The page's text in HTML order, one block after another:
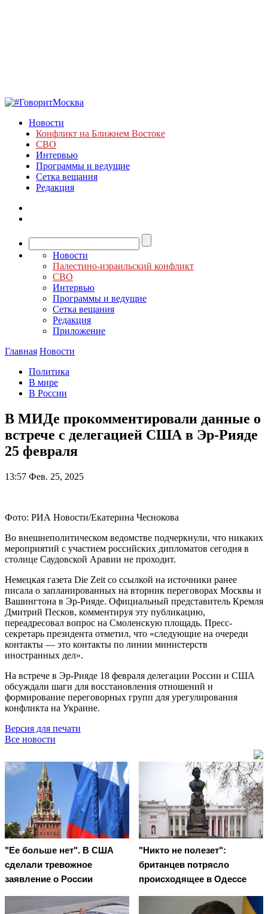
Новости
Конфликт на Ближнем Востоке
СВО
Интервью
Программы и ведущие
Сетка вещания
Редакция
Новости
Палестино-израильский конфликт
СВО
Интервью
Программы и ведущие
Сетка вещания
Редакция
Приложение
Главная Новости
Политика
В мире
В России
В МИДе прокомментировали данные о
встрече с делегацией США в Эр-Рияде
25 февраля
13:57 Фев. 25, 2025
Фото: РИА Новости/Екатерина Чеснокова
Во внешнеполитическом ведомстве подчеркнули, что никаких
мероприятий с участием российских дипломатов сегодня в
столице Саудовской Аравии не проходит.
Немецкая газета Die Zeit со ссылкой на источники ранее
писала о запланированных на вторник переговорах Москвы и
Вашингтона в Эр-Рияде. Официальный представитель Кремля
Дмитрий Песков, комментируя эту публикацию,
переадресовал вопрос на Смоленскую площадь. Пресс-
секретарь президента отметил, что «следующие на очереди
контакты — это контакты по линии министерств
иностранных дел».
На встрече в Эр-Рияде 18 февраля делегации России и США
обсуждали шаги для восстановления отношений и
формирование переговорных групп для урегулирования
конфликта на Украине.
Версия для печати
Все новости
"Ее больше нет". В США
сделали тревожное
заявление о России
"Никто не полезет":
британцев потрясло
происходящее в Одессе